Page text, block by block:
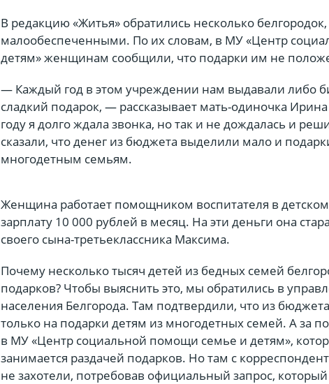
В редакцию «Житья» обратились несколько
малообеспеченными. По их словам, в МУ «Центр
детям» женщинам сообщили, что подарки им не
— Каждый год в этом учреждении нам выдавали либо
сладкий подарок, — рассказывает мать-одиночка
году я долго ждала звонка, но так и не дождалась и
сказали, что денег из бюджета выделили мало и
многодетным семьям.
Женщина работает помощником воспитателя в детском
зарплату 10 000 рублей в месяц. На эти деньги она
своего сына-третьеклассника Максима.
Почему несколько тысяч детей из бедных семей
подарков? Чтобы выяснить это, мы обратились в
населения Белгорода. Там подтвердили, что из
только на подарки детям из многодетных семей. А за
в МУ «Центр социальной помощи семье и детям»,
занимается раздачей подарков. Но там с
не захотели, потребовав официальный запрос,